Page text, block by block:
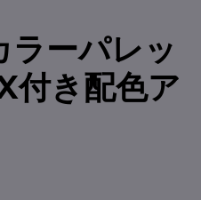
ラーパレッ
付き配色ア